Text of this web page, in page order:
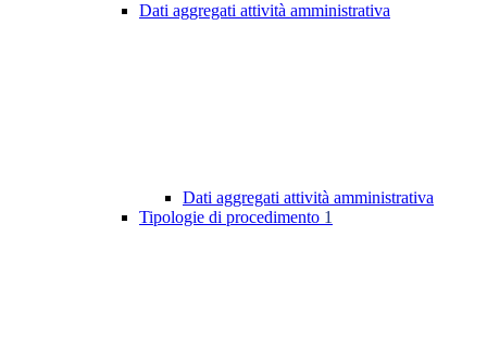
Dati aggregati attività amministrativa
Dati aggregati attività amministrativa
Tipologie di procedimento 1